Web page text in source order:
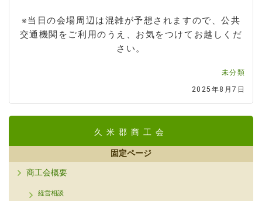
※当日の会場周辺は混雑が予想されますので、公共
交通機関をご利用のうえ、お気をつけてお越しくだ
さい。
未分類
2025年8月7日
久米郡商工会
固定ページ
商工会概要
経営相談